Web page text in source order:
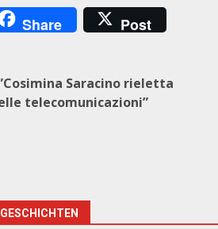
Share Post
Saracino rieletta
telecomunicazioni”